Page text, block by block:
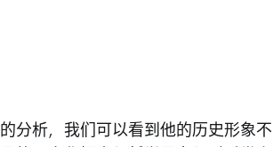
分析，我们可以看到他的历史形象不